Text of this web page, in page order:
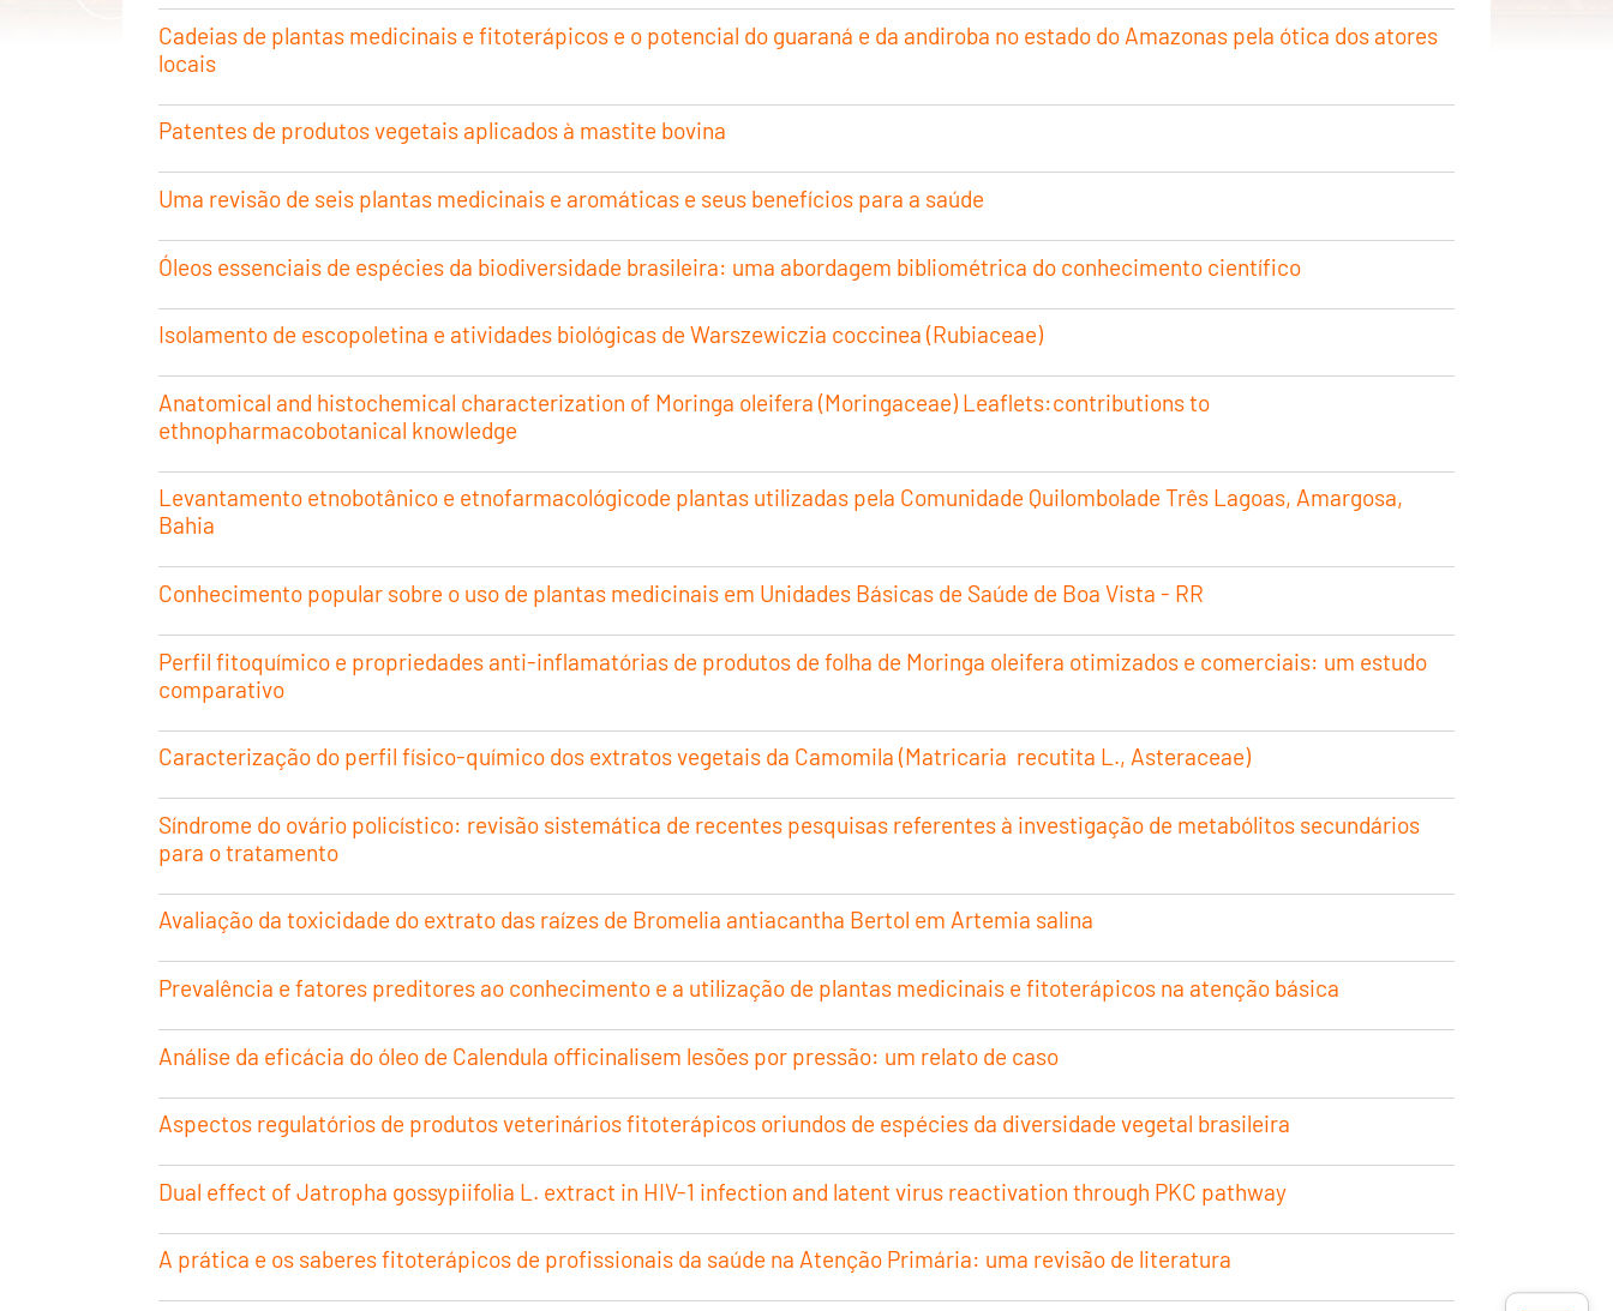
Cadeias de plantas medicinais e fitoterápicos e o potencial do guaraná e da andiroba no estado do Amazonas pela ótica dos atores
locais
Patentes de produtos vegetais aplicados à mastite bovina
Uma revisão de seis plantas medicinais e aromáticas e seus benefícios para a saúde
Óleos essenciais de espécies da biodiversidade brasileira: uma abordagem bibliométrica do conhecimento científico
Isolamento de escopoletina e atividades biológicas de Warszewiczia coccinea (Rubiaceae)
Anatomical and histochemical characterization of Moringa oleifera (Moringaceae) Leaflets:contributions to
ethnopharmacobotanical knowledge
Levantamento etnobotânico e etnofarmacológicode plantas utilizadas pela Comunidade Quilombolade Três Lagoas, Amargosa,
Bahia
Conhecimento popular sobre o uso de plantas medicinais em Unidades Básicas de Saúde de Boa Vista - RR
Perfil fitoquímico e propriedades anti-inflamatórias de produtos de folha de Moringa oleifera otimizados e comerciais: um estudo
comparativo
Caracterização do perfil físico-químico dos extratos vegetais da Camomila (Matricaria recutita L., Asteraceae)
Síndrome do ovário policístico: revisão sistemática de recentes pesquisas referentes à investigação de metabólitos secundários
para o tratamento
Avaliação da toxicidade do extrato das raízes de Bromelia antiacantha Bertol em Artemia salina
Prevalência e fatores preditores ao conhecimento e a utilização de plantas medicinais e fitoterápicos na atenção básica
Análise da eficácia do óleo de Calendula officinalisem lesões por pressão: um relato de caso
Aspectos regulatórios de produtos veterinários fitoterápicos oriundos de espécies da diversidade vegetal brasileira
Dual effect of Jatropha gossypiifolia L. extract in HIV-1 infection and latent virus reactivation through PKC pathway
A prática e os saberes fitoterápicos de profissionais da saúde na Atenção Primária: uma revisão de literatura